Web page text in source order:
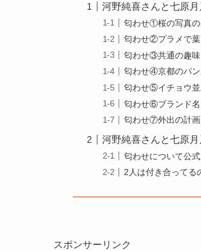
河野純喜さんと七原
匂わせ①桜の写真
匂わせ②プラメで
匂わせ③共通の趣味
匂わせ④京都のパ
匂わせ⑤イチョウ
匂わせ⑥ブランド
匂わせ⑦外出の計画
河野純喜さんと七原
匂わせについて公
2人は付き合ってる
スポンサーリンク